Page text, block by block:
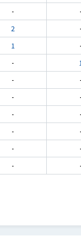
-
-
2
-
1
-
-
-
-
-
-
-
-
-
-
-
-
-
-